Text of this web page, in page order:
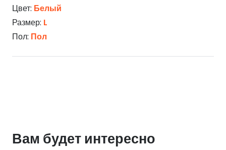
Цвет: Белый
Размер: L
Пол: Пол
Вам будет интересно